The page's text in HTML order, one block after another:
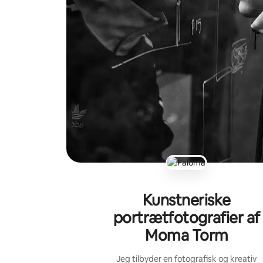
Kunstneriske
portrætfotografier af
Moma Torm
Jeg tilbyder en fotografisk og kreativ